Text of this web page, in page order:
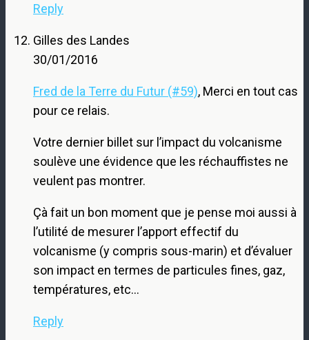
Reply
Gilles des Landes
30/01/2016
Fred de la Terre du Futur (#59), Merci en tout cas
pour ce relais.
Votre dernier billet sur l’impact du volcanisme
soulève une évidence que les réchauffistes ne
veulent pas montrer.
Çà fait un bon moment que je pense moi aussi à
l’utilité de mesurer l’apport effectif du
volcanisme (y compris sous-marin) et d’évaluer
son impact en termes de particules fines, gaz,
températures, etc…
Reply